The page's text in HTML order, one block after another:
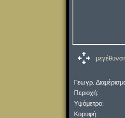
Γεωγρ.
Περιοχή:
Υψόμετρο:
Κορυφή: